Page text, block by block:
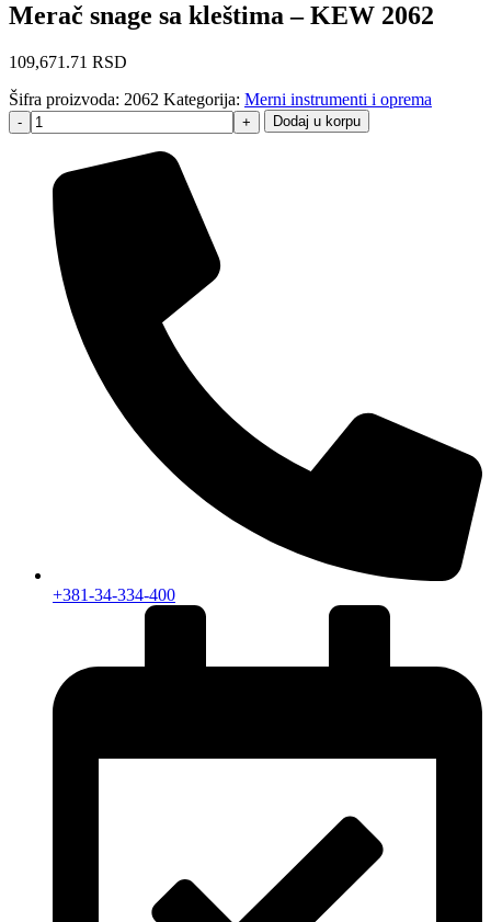
Merač snage sa kleštima – KEW 2062
109,671.71 RSD
Šifra proizvoda: 2062 Kategorija: Merni instrumenti i oprema
- + Dodaj u korpu
+381-34-334-400